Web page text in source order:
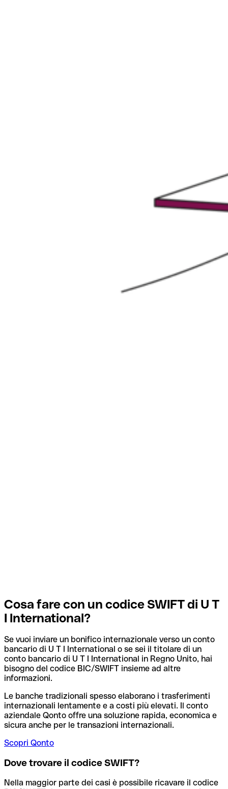
Cosa fare con un codice SWIFT di U T
I International?
Se vuoi inviare un bonifico internazionale verso un conto
bancario di U T I International o se sei il titolare di un
conto bancario di U T I International in Regno Unito, hai
bisogno del codice BIC/SWIFT insieme ad altre
informazioni.
Le banche tradizionali spesso elaborano i trasferimenti
internazionali lentamente e a costi più elevati. Il conto
aziendale Qonto offre una soluzione rapida, economica e
sicura anche per le transazioni internazionali.
Scopri Qonto
Dove trovare il codice SWIFT?
Nella maggior parte dei casi è possibile ricavare il codice